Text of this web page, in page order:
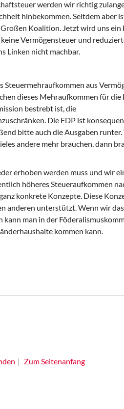
werden wir richtig
hinbekommen. Seitdem aber
Koalition. Jetzt wird uns ein
Vermögensteuer und
Linken nicht machbar.
Steuermehraufkommen aus
dieses Mehraufkommen für die
bestrebt ist, die
Die FDP ist
bitte auch die Ausgaben
andere mehr brauchen, dann
erhoben werden muss und wir
höheres Steueraufkommen
konkrete Konzepte. Diese
anderen unterstützt. Wenn wir
man in der
kommen kann.
Zum Seitenanfang